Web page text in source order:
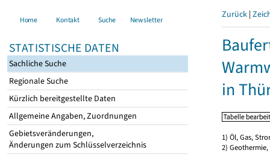
Home Kontakt Suche Newsletter
STATISTISCHE DATEN
Sachliche Suche
Regionale Suche
Kürzlich bereitgestellte Daten
Allgemeine Angaben, Zuordnungen
Gebietsveränderungen,
Änderungen zum Schlüsselverzeichnis
Zurück |
in
1) Öl, Gas,
2)